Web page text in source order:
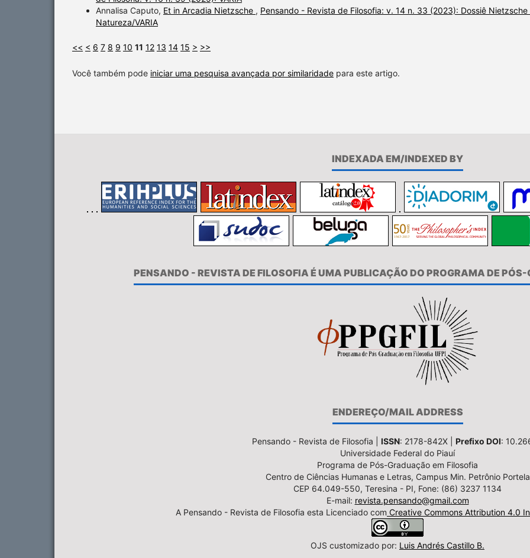
Annalisa Caputo, Et in Arcadia Nietzsche , Pensando - Revista de Filosofia: v. 14 n. 33 (2023): Dossiê Nietzsche
Natureza/VARIA
<< < 6 7 8 9 10 11 12 13 14 15 > >>
Você também pode iniciar uma pesquisa avançada por similaridade para este artigo.
INDEXADA EM/INDEXED BY
PENSANDO - REVISTA DE FILOSOFIA É UMA PUBLICAÇÃO DO PROGRAMA DE
ENDEREÇO/MAIL ADDRESS
Pensando - Revista de Filosofia | ISSN: 2178-842X | Prefixo DOI:
Universidade Federal do Piauí
Programa de Pós-Graduação em Filosofia
Centro de Ciências Humanas e Letras, Campus Min. Petrônio Portela
CEP 64.049-550, Teresina - PI, Fone: (86) 3237 1134
E-mail: revista.pensando@gmail.com
A Pensando - Revista de Filosofia esta Licenciado com Creative Commons Attribution 4.0
OJS customizado por: Luis Andrés Castillo B.